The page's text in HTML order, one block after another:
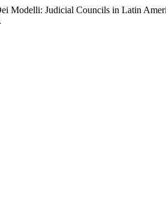
Modelli: Judicial Councils in Latin